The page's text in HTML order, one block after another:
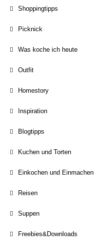
Shoppingtipps
Picknick
Was koche ich heute
Outfit
Homestory
Inspiration
Blogtipps
Kuchen und Torten
Einkochen und Einmachen
Reisen
Suppen
Freebies&Downloads